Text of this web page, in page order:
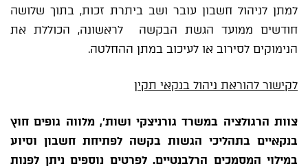
למתן לניהול חשבון עובר ושב ביתרת זכות, בתוך שלושה
חודשים ממועד הגשת הבקשה לראשונה, הכוללת את
הנימוקים לסירוב או לעיכוב במתן ההחלטה.
לקישור להוראת ניהול בנקאי תקין
צוות הרגולציה במשרד גורניצקי ושות', מלווה גופים חוץ
בנקאיים בתהליכי הגשות בקשה לפתיחת חשבון וסיוע
במילוי המסמכים הרלבנטיים. לפרטים נוספים ניתן לפנות